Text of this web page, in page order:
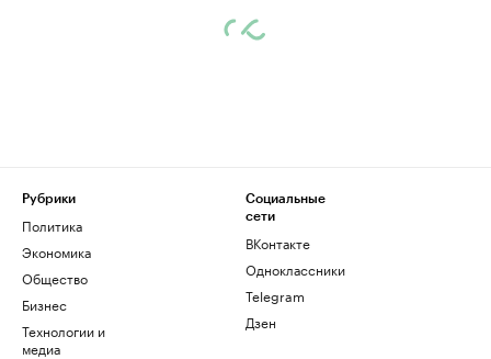
Рубрики
Политика
Экономика
Общество
Бизнес
Технологии и
медиа
Социальные
сети
ВКонтакте
Одноклассники
Telegram
Дзен